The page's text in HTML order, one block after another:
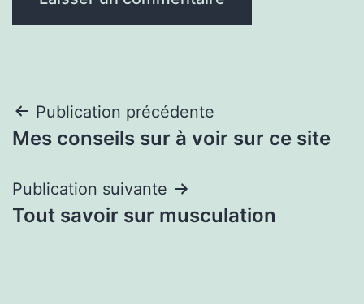
Navigation
de
l’article
Publication précédente
Mes conseils sur à voir sur ce site
Publication suivante
Tout savoir sur musculation